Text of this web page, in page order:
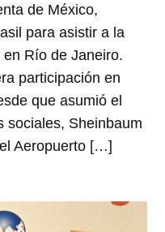
de México,
para asistir a la
Río de Janeiro.
participación en
que asumió el
sociales, Sheinbaum
Aeropuerto […]